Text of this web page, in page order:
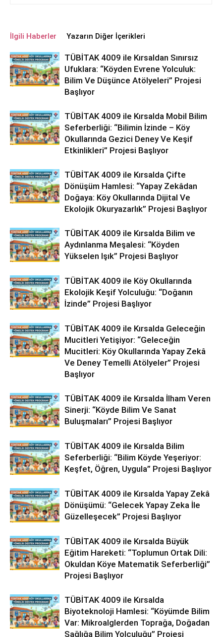
İlgili Haberler Yazarın Diğer İçerikleri
TÜBİTAK 4009 ile Kırsaldan Sınırsız
Ufuklara: “Köyden Evrene Yolculuk:
Bilim Ve Düşünce Atölyeleri” Projesi
Başlıyor
TÜBİTAK 4009 ile Kırsalda Mobil Bilim
Seferberliği: “Bilimin İzinde – Köy
Okullarında Gezici Deney Ve Keşif
Etkinlikleri” Projesi Başlıyor
TÜBİTAK 4009 ile Kırsalda Çifte
Dönüşüm Hamlesi: “Yapay Zekâdan
Doğaya: Köy Okullarında Dijital Ve
Ekolojik Okuryazarlık” Projesi Başlıyor
TÜBİTAK 4009 ile Kırsalda Bilim ve
Aydınlanma Meşalesi: “Köyden
Yükselen Işık” Projesi Başlıyor
TÜBİTAK 4009 ile Köy Okullarında
Ekolojik Keşif Yolculuğu: “Doğanın
İzinde” Projesi Başlıyor
TÜBİTAK 4009 ile Kırsalda Geleceğin
Mucitleri Yetişiyor: “Geleceğin
Mucitleri: Köy Okullarında Yapay Zekâ
Ve Deney Temelli Atölyeler” Projesi
Başlıyor
TÜBİTAK 4009 ile Kırsalda İlham Veren
Sinerji: “Köyde Bilim Ve Sanat
Buluşmaları” Projesi Başlıyor
TÜBİTAK 4009 ile Kırsalda Bilim
Seferberliği: “Bilim Köyde Yeşeriyor:
Keşfet, Öğren, Uygula” Projesi Başlıyor
TÜBİTAK 4009 ile Kırsalda Yapay Zekâ
Dönüşümü: “Gelecek Yapay Zeka İle
Güzelleşecek” Projesi Başlıyor
TÜBİTAK 4009 ile Kırsalda Büyük
Eğitim Hareketi: “Toplumun Ortak Dili:
Okuldan Köye Matematik Seferberliği”
Projesi Başlıyor
TÜBİTAK 4009 ile Kırsalda
Biyoteknoloji Hamlesi: “Köyümde Bilim
Var: Mikroalglerden Toprağa, Doğadan
Sağlığa Bilim Yolculuğu” Projesi